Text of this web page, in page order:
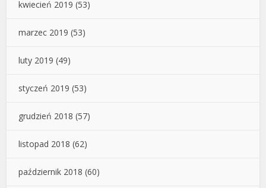
kwiecień 2019 (53)
marzec 2019 (53)
luty 2019 (49)
styczeń 2019 (53)
grudzień 2018 (57)
listopad 2018 (62)
październik 2018 (60)